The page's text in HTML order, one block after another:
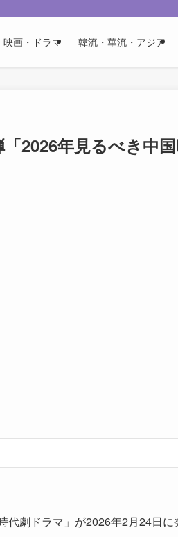
映画・ドラマ 韓流・華流・アジア
2026年見るべき中
劇ドラマ」が2026年2月24日に